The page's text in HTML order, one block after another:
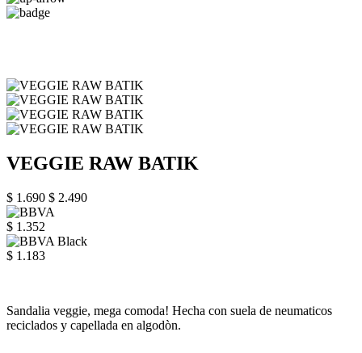
VEGGIE RAW BATIK
$ 1.690 $ 2.490
$ 1.352
$ 1.183
Sandalia veggie, mega comoda! Hecha con suela de neumaticos
reciclados y capellada en algodòn.